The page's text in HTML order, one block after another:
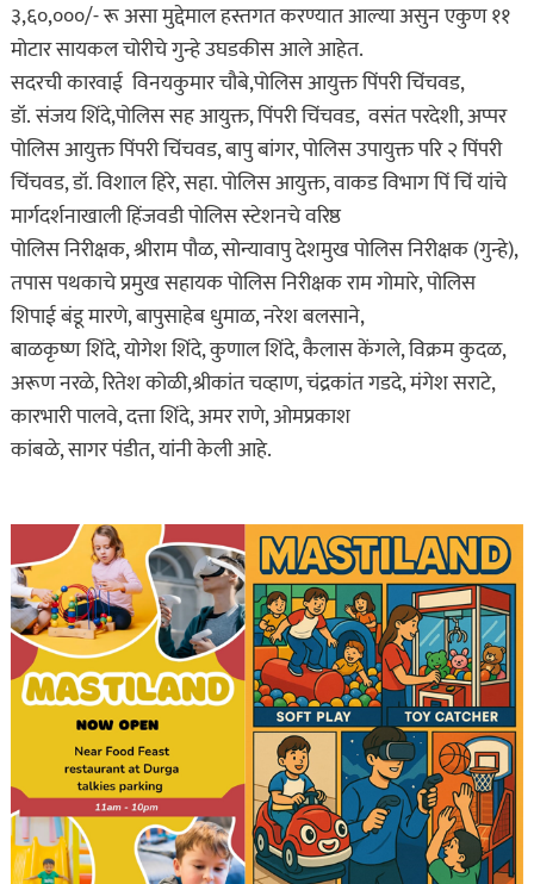
३,६०,०००/- रू असा मुद्देमाल हस्तगत करण्यात आल्या असुन एकुण ११
मोटार सायकल चोरीचे गुन्हे उघडकीस आले आहेत.
सदरची कारवाई विनयकुमार चौबे,पोलिस आयुक्त पिंपरी चिंचवड,
डॉ. संजय शिंदे,पोलिस सह आयुक्त, पिंपरी चिंचवड, वसंत परदेशी, अप्पर
पोलिस आयुक्त पिंपरी चिंचवड, बापु बांगर, पोलिस उपायुक्त परि २ पिंपरी
चिंचवड, डॉ. विशाल हिरे, सहा. पोलिस आयुक्त, वाकड विभाग पिं चिं यांचे
मार्गदर्शनाखाली हिंजवडी पोलिस स्टेशनचे वरिष्ठ
पोलिस निरीक्षक, श्रीराम पौळ, सोन्यावापु देशमुख पोलिस निरीक्षक (गुन्हे),
तपास पथकाचे प्रमुख सहायक पोलिस निरीक्षक राम गोमारे, पोलिस
शिपाई बंडू मारणे, बापुसाहेब धुमाळ, नरेश बलसाने,
बाळकृष्ण शिंदे, योगेश शिंदे, कुणाल शिंदे, कैलास केंगले, विक्रम कुदळ,
अरूण नरळे, रितेश कोळी,श्रीकांत चव्हाण, चंद्रकांत गडदे, मंगेश सराटे,
कारभारी पालवे, दत्ता शिंदे, अमर राणे, ओमप्रकाश
कांबळे, सागर पंडीत, यांनी केली आहे.